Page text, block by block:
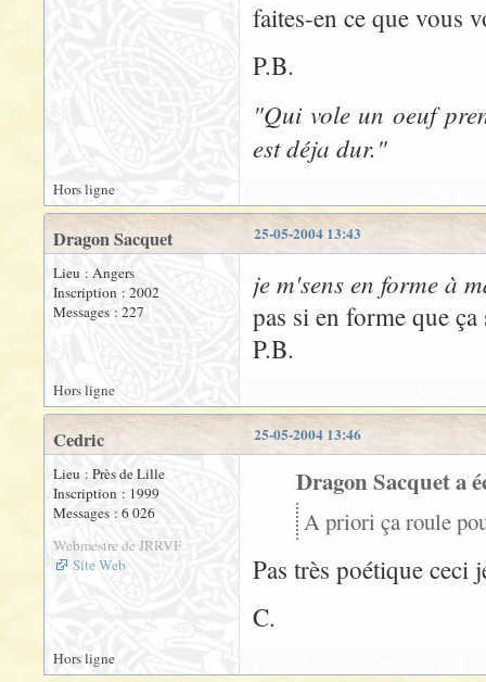
faites-en ce que vous
P.B.
"Qui vole un oeuf
est déja dur."
Hors ligne
25-05-2004 13:43
Dragon Sacquet
Lieu : Angers
Inscription : 2002
Messages : 227
je m'sens en forme à
pas si en forme que
P.B.
Hors ligne
25-05-2004 13:46
Cedric
Lieu : Près de Lille
Inscription : 1999
Messages : 6 026
Webmestre de JRRVF
Site Web
Dragon Sacquet a
A priori ça roule
Pas très poétique ceci
C.
Hors ligne